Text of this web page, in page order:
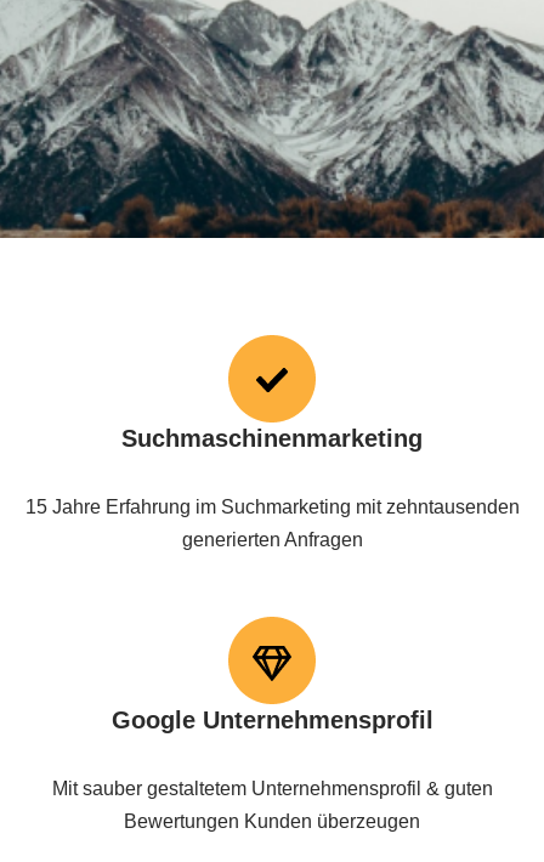
Suchmaschinenmarketing
15 Jahre Erfahrung im Suchmarketing mit zehntausenden
generierten Anfragen
Google Unternehmensprofil
Mit sauber gestaltetem Unternehmensprofil & guten
Bewertungen Kunden überzeugen